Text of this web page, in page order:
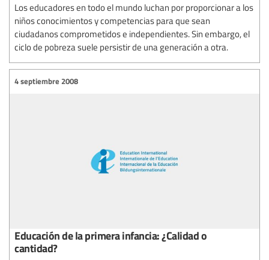
Los educadores en todo el mundo luchan por proporcionar a los
niños conocimientos y competencias para que sean
ciudadanos comprometidos e independientes. Sin embargo, el
ciclo de pobreza suele persistir de una generación a otra.
4 septiembre 2008
Educación de la primera infancia: ¿Calidad o
cantidad?